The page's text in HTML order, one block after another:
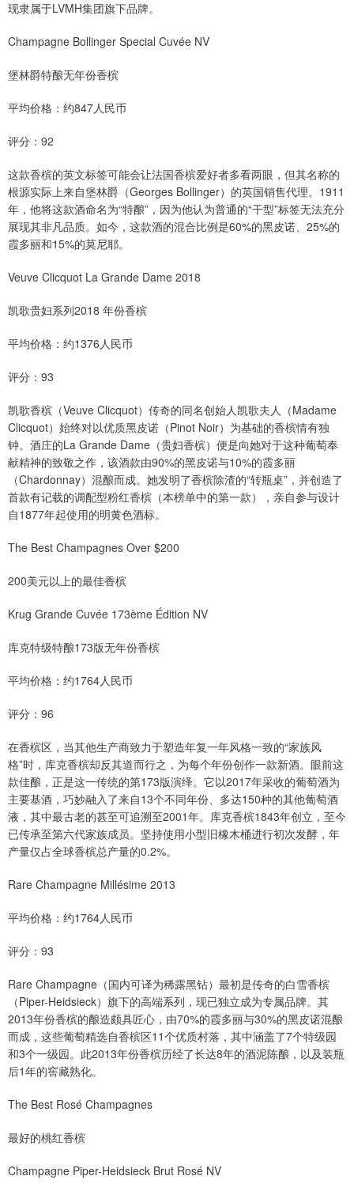
现隶属于LVMH集团旗下品牌。
Champagne Bollinger Special Cuvée NV
堡林爵特酿无年份香槟
平均价格：约847人民币
评分：92
这款香槟的英文标签可能会让法国香槟爱好者多看两眼，但其名称的
根源实际上来自堡林爵（Georges Bollinger）的英国销售代理。1911
年，他将这款酒命名为“特酿”，因为他认为普通的“干型”标签无法充分
展现其非凡品质。如今，这款酒的混合比例是60%的黑皮诺、25%的
霞多丽和15%的莫尼耶。
Veuve Clicquot La Grande Dame 2018
凯歌贵妇系列2018 年份香槟
平均价格：约1376人民币
评分：93
凯歌香槟（Veuve Clicquot）传奇的同名创始人凯歌夫人（Madame
Clicquot）始终对以优质黑皮诺（Pinot Noir）为基础的香槟情有独
钟。酒庄的La Grande Dame（贵妇香槟）便是向她对于这种葡萄奉
献精神的致敬之作，该酒款由90%的黑皮诺与10%的霞多丽
（Chardonnay）混酿而成。她发明了香槟除渣的“转瓶桌”，并创造了
首款有记载的调配型粉红香槟（本榜单中的第一款），亲自参与设计
自1877年起使用的明黄色酒标。
The Best Champagnes Over $200
200美元以上的最佳香槟
Krug Grande Cuvée 173ème Édition NV
库克特级特酿173版无年份香槟
平均价格：约1764人民币
评分：96
在香槟区，当其他生产商致力于塑造年复一年风格一致的“家族风
格”时，库克香槟却反其道而行之，为每个年份创作一款新酒。眼前这
款佳酿，正是这一传统的第173版演绎。它以2017年采收的葡萄酒为
主要基酒，巧妙融入了来自13个不同年份、多达150种的其他葡萄酒
液，其中最古老的甚至可追溯至2001年。库克香槟1843年创立，至今
已传承至第六代家族成员。坚持使用小型旧橡木桶进行初次发酵，年
产量仅占全球香槟总产量的0.2%。
Rare Champagne Millésime 2013
平均价格：约1764人民币
评分：93
Rare Champagne（国内可译为稀露黑钻）最初是传奇的白雪香槟
（Piper-Heidsieck）旗下的高端系列，现已独立成为专属品牌。其
2013年份香槟的酿造颇具匠心，由70%的霞多丽与30%的黑皮诺混酿
而成，这些葡萄精选自香槟区11个优质村落，其中涵盖了7个特级园
和3个一级园。此2013年份香槟历经了长达8年的酒泥陈酿，以及装瓶
后1年的窖藏熟化。
The Best Rosé Champagnes
最好的桃红香槟
Champagne Piper-Heidsieck Brut Rosé NV